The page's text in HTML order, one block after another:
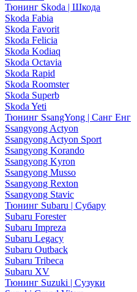
Тюнинг Skoda | Шкода
Skoda Fabia
Skoda Favorit
Skoda Felicia
Skoda Kodiaq
Skoda Octavia
Skoda Rapid
Skoda Roomster
Skoda Superb
Skoda Yeti
Тюнинг SsangYong | Санг Енг
Ssangyong Actyon
Ssangyong Actyon Sport
Ssangyong Korando
Ssangyong Kyron
Ssangyong Musso
Ssangyong Rexton
Ssangyong Stavic
Тюнинг Subaru | Субару
Subaru Forester
Subaru Impreza
Subaru Legacy
Subaru Outback
Subaru Tribeca
Subaru XV
Тюнинг Suzuki | Сузуки